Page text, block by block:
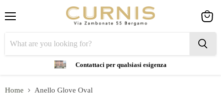
Contattaci per qualsiasi esigenza
cart
Home Anello Glove Oval